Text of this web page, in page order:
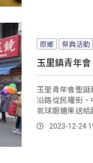
原鄉 祭典活動
玉里鎮青年
玉里青年會聖
沿路從民權街
氣球跟糖果送
息。2023-12-24